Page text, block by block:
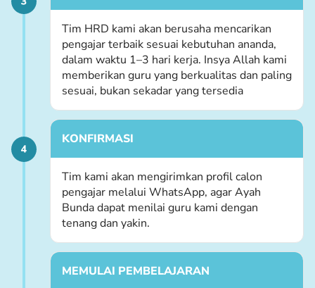
Tim HRD kami akan berusaha mencarikan
pengajar terbaik sesuai kebutuhan ananda,
dalam waktu 1–3 hari kerja. Insya Allah kami
memberikan guru yang berkualitas dan paling
sesuai, bukan sekadar yang tersedia
KONFIRMASI
Tim kami akan mengirimkan profil calon
pengajar melalui WhatsApp, agar Ayah
Bunda dapat menilai guru kami dengan
tenang dan yakin.
MEMULAI PEMBELAJARAN